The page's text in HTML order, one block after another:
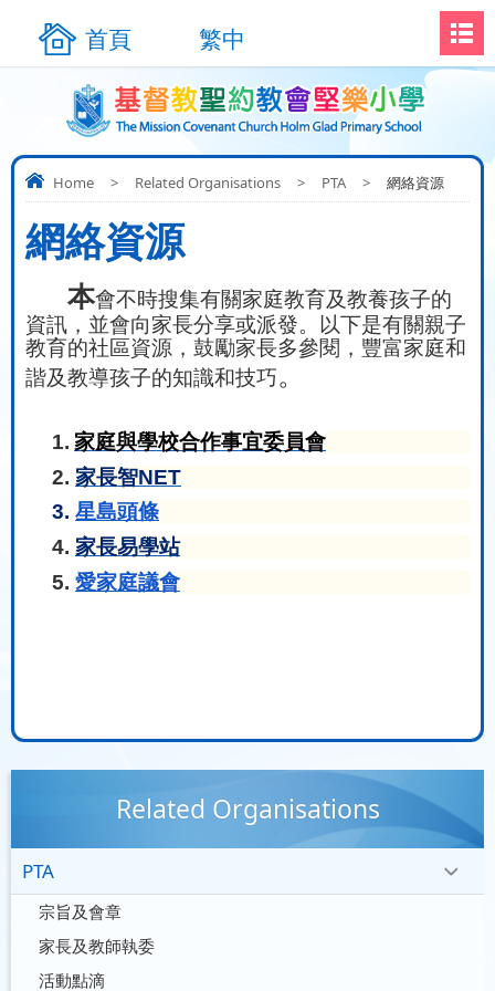
首頁 繁中
Home > Related Organisations > PTA > 網絡資源
網絡資源
本會不時搜集有關家庭教育及教養孩子的
資訊，並會向家長分享或派發。以下是有關親子
教育的社區資源，鼓勵家長多參閱，豐富家庭和
諧及教導孩子的知識和技巧。
1. 家庭與學校合作事宜委員會
2. 家長智NET
3. 星島頭條
4. 家長易學站
5. 愛家庭議會
Related Organisations
PTA
宗旨及會章
家長及教師執委
活動點滴